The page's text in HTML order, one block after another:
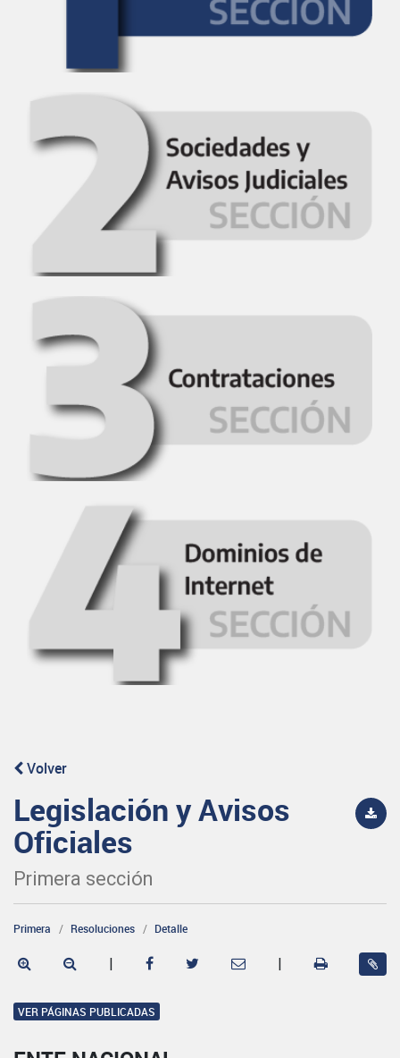
Volver
Legislación y Avisos
Oficiales
Primera sección
Primera Resoluciones Detalle
| |
VER PÁGINAS PUBLICADAS